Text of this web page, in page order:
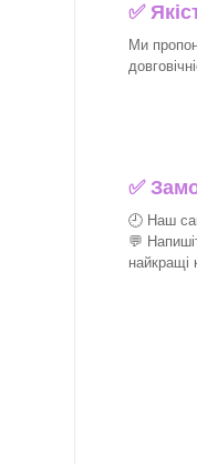
✅
Ми
✅
🕘 Наш
💬
найкращі